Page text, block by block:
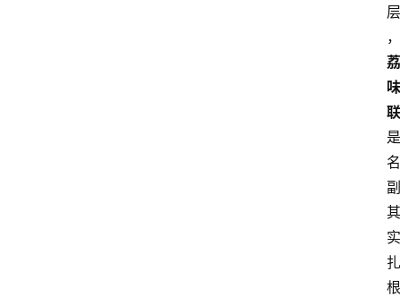
层
，
荔
味
联
是
名
副
其
实
扎
根